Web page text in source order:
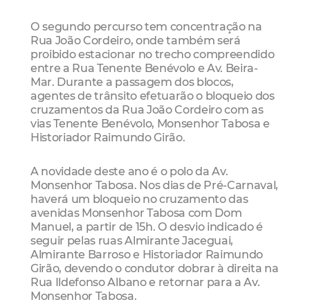
O segundo percurso tem concentração na
Rua João Cordeiro, onde também será
proibido estacionar no trecho compreendido
entre a Rua Tenente Benévolo e Av. Beira-
Mar. Durante a passagem dos blocos,
agentes de trânsito efetuarão o bloqueio dos
cruzamentos da Rua João Cordeiro com as
vias Tenente Benévolo, Monsenhor Tabosa e
Historiador Raimundo Girão.
A novidade deste ano é o polo da Av.
Monsenhor Tabosa. Nos dias de Pré-Carnaval,
haverá um bloqueio no cruzamento das
avenidas Monsenhor Tabosa com Dom
Manuel, a partir de 15h. O desvio indicado é
seguir pelas ruas Almirante Jaceguai,
Almirante Barroso e Historiador Raimundo
Girão, devendo o condutor dobrar à direita na
Rua Ildefonso Albano e retornar para a Av.
Monsenhor Tabosa.